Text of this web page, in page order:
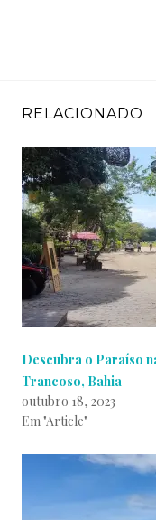
RELACIONADO
Descubra o Paraíso
Trancoso, Bahia
outubro 18, 2023
Em "Article"